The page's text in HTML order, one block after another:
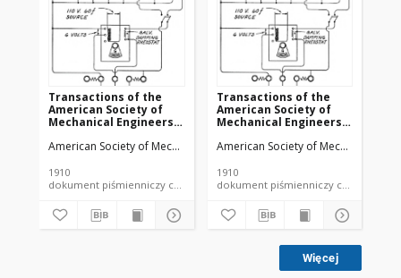
Transactions of the
American Society of
Mechanical Engineers
American Society of Mechanical Engineers
1910
dokument piśmienniczy czasopismo
Transactions of the
American Society of
Mechanical Engineers
American Society of Mechanical
1910
dokument piśmienniczy czasopismo
Więcej